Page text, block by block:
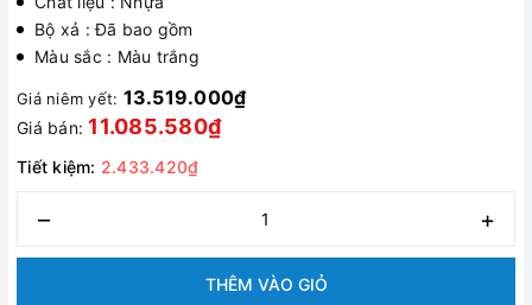
Bộ xả : Đã bao gồm
Màu sắc : Màu trắng
Giá niêm yết: 13.519.000₫
Giá bán: 11.085.580₫
Tiết kiệm: 2.433.420₫
– +
THÊM VÀO GIỎ